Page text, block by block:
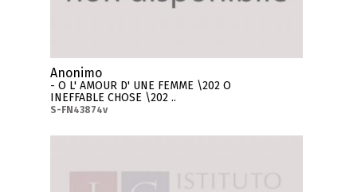
Anonimo
- O L' AMOUR D' UNE FEMME \202 O
INEFFABLE CHOSE \202 ..
S-FN43874v